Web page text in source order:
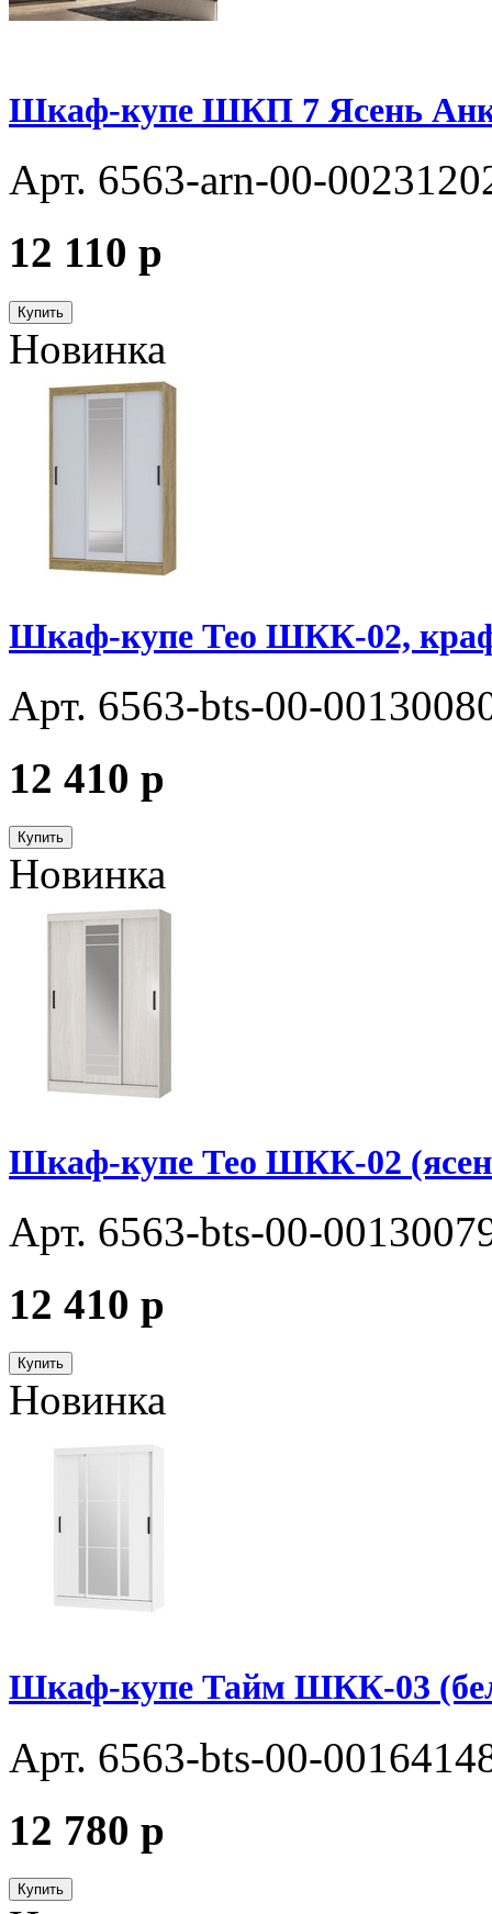
Шкаф-купе ШКП 7 Ясень
Арт. 6563-arn-00-
12 110 p
Купить
Новинка
Шкаф-купе Тео ШКК-02,
Арт. 6563-bts-00-
12 410 p
Купить
Новинка
Шкаф-купе Тео ШКК-02
Арт. 6563-bts-00-
12 410 p
Купить
Новинка
Шкаф-купе Тайм ШКК-03
Арт. 6563-bts-00-
12 780 p
Купить